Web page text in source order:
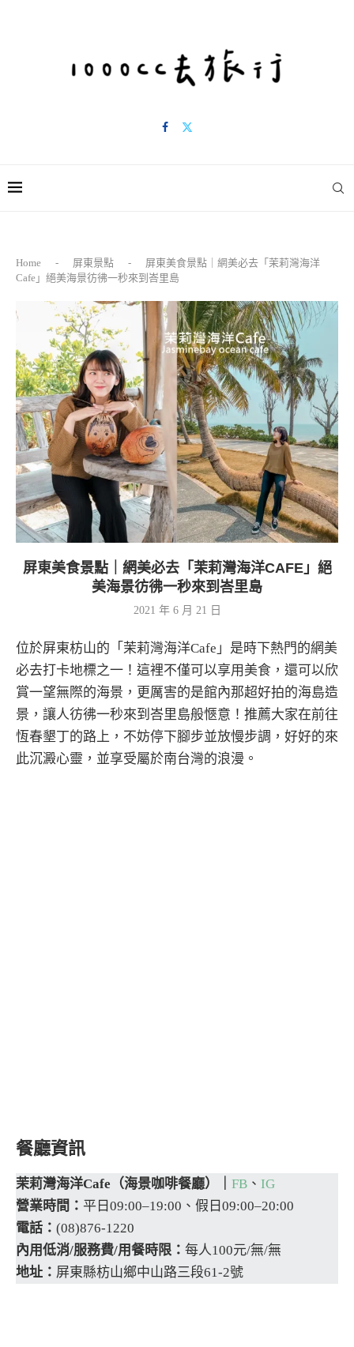
Home - 屏東景點 -
屏東美食景點｜網美必去「茉莉灣海洋
Cafe」絕美海景彷彿一秒來到峇里島
屏東美食景點｜網美必去「茉莉灣海洋CAFE」絕
美海景彷彿一秒來到峇里島
2021 年 6 月 21 日
位於屏東枋山的「茉莉灣海洋Cafe」是時下熱門的網美
必去打卡地標之一！這裡不僅可以享用美食，還可以欣
賞一望無際的海景，更厲害的是館內那超好拍的海島造
景，讓人彷彿一秒來到峇里島般愜意！推薦大家在前往
恆春墾丁的路上，不妨停下腳步並放慢步調，好好的來
此沉澱心靈，並享受屬於南台灣的浪漫。
餐廳資訊
茉莉灣海洋Cafe（海景咖啡餐廳）｜ FB 、 IG
營業時間： 平日09:00–19:00、假日09:00–20:00
電話： (08)876-1220
內用低消/服務費/用餐時限： 每人100元/無/無
地址： 屏東縣枋山鄉中山路三段61-2號